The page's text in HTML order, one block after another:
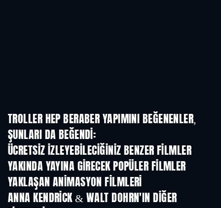
TROLLER HEP BERABER YAPIMINI BEĞENENLER,
ŞUNLARI DA BEĞENDI:
ÜCRETSIZ IZLEYEBILECIĞINIZ BENZER FILMLER
YAKINDA YAYINA GIRECEK POPÜLER FILMLER
YAKLAŞAN ANIMASYON FILMLERI
ANNA KENDRICK & WALT DOHRN'IN DIĞER